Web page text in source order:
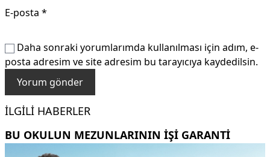
E-posta *
Daha sonraki yorumlarımda kullanılması için adım, e-
posta adresim ve site adresim bu tarayıcıya kaydedilsin.
İLGILI HABERLER
BU OKULUN MEZUNLARININ IŞI GARANTI